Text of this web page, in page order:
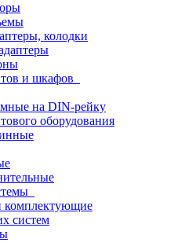
колодки
и шкафов
на DIN-рейку
оборудования
комплектующие
систем